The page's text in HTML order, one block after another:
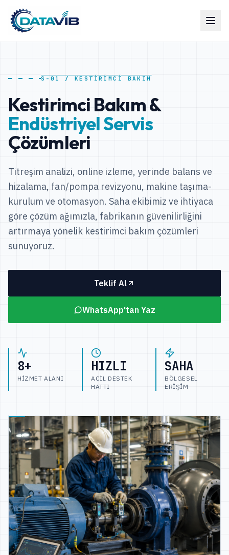
DATAVIB
S-01 / KESTİRİMCİ BAKIM
Kestirimci Bakım &
Endüstriyel Servis
Çözümleri
Titreşim analizi, online izleme, yerinde balans ve
hizalama, fan/pompa revizyonu, makine taşıma-
kurulum ve otomasyon. Saha ekibimiz ve ihtiyaca
göre çözüm ağımızla, fabrikanın güvenilirliğini
artırmaya yönelik kestirimci bakım çözümleri
sunuyoruz.
Teklif Al
WhatsApp'tan Yaz
8+
HIZMET ALANI
HIZLI
ACIL DESTEK
HATTI
SAHA
BÖLGESEL
ERIŞIM